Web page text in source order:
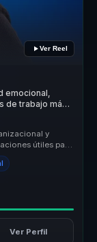
Ver Reel
emocional,
de trabajo más
y
útiles para
Ver Perfil